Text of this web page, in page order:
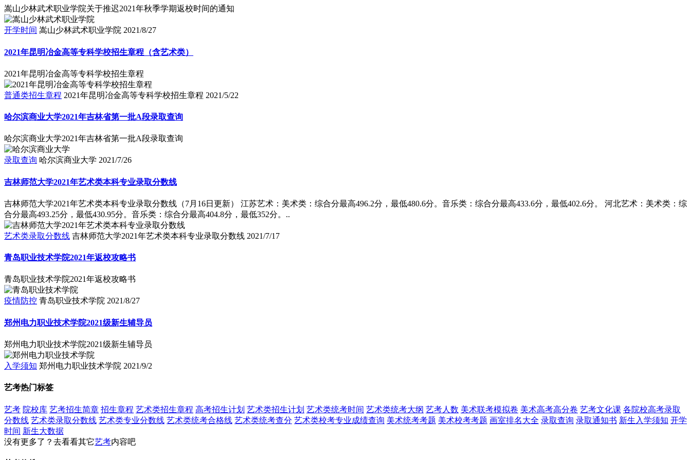
嵩山少林武术职业学院关于推迟2021年秋季学期返校时间的通知
开学时间 嵩山少林武术职业学院 2021/8/27
2021年昆明冶金高等专科学校招生章程（含艺术类）
2021年昆明冶金高等专科学校招生章程
普通类招生章程 2021年昆明冶金高等专科学校招生章程 2021/5/22
哈尔滨商业大学2021年吉林省第一批A段录取查询
哈尔滨商业大学2021年吉林省第一批A段录取查询
录取查询 哈尔滨商业大学 2021/7/26
吉林师范大学2021年艺术类本科专业录取分数线
吉林师范大学2021年艺术类本科专业录取分数线（7月16日更新） 江苏艺术：美术类：综合分最高496.2分，最低480.6分。音乐类：综合分最高433.6分，最低402.6分。 河北艺术：美术类：综
合分最高493.25分，最低430.95分。音乐类：综合分最高404.8分，最低352分。..
艺术类录取分数线 吉林师范大学2021年艺术类本科专业录取分数线 2021/7/17
青岛职业技术学院2021年返校攻略书
青岛职业技术学院2021年返校攻略书
疫情防控 青岛职业技术学院 2021/8/27
郑州电力职业技术学院2021级新生辅导员
郑州电力职业技术学院2021级新生辅导员
入学须知 郑州电力职业技术学院 2021/9/2
艺考热门标签
艺考 院校库 艺考招生简章 招生章程 艺术类招生章程 高考招生计划 艺术类招生计划 艺术类统考时间 艺术类统考大纲 艺考人数 美术联考模拟卷 美术高考高分卷 艺考文化课 各院校高考录取
分数线 艺术类录取分数线 艺术类专业分数线 艺术类统考合格线 艺术类统考查分 艺术类校考专业成绩查询 美术统考考题 美术校考考题 画室排名大全 录取查询 录取通知书 新生入学须知 开学
时间 新生大数据
没有更多了？去看看其它艺考内容吧